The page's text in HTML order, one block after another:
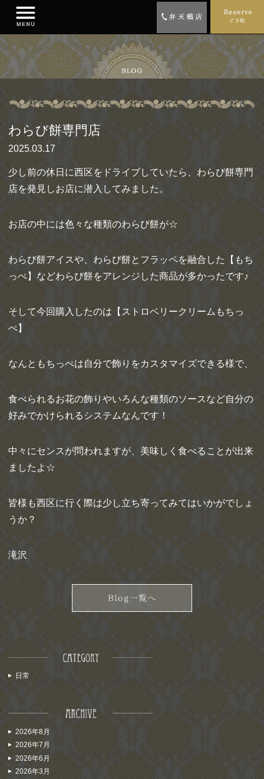
わらび餅専門店
2025.03.17
少し前の休日に西区をドライブしていたら、わらび餅専門
店を発見しお店に潜入してみました。
お店の中には色々な種類のわらび餅が☆
わらび餅アイスや、わらび餅とフラッペを融合した【もち
っぺ】などわらび餅をアレンジした商品が多かったです♪
そして今回購入したのは【ストロベリークリームもちっ
ぺ】
なんともちっぺは自分で飾りをカスタマイズできる様で、
食べられるお花の飾りやいろんな種類のソースなど自分の
好みでかけられるシステムなんです！
中々にセンスが問われますが、美味しく食べることが出来
ましたよ☆
皆様も西区に行く際は少し立ち寄ってみてはいかがでしょ
うか？
滝沢
日常
2026年8月
2026年7月
2026年6月
2026年3月